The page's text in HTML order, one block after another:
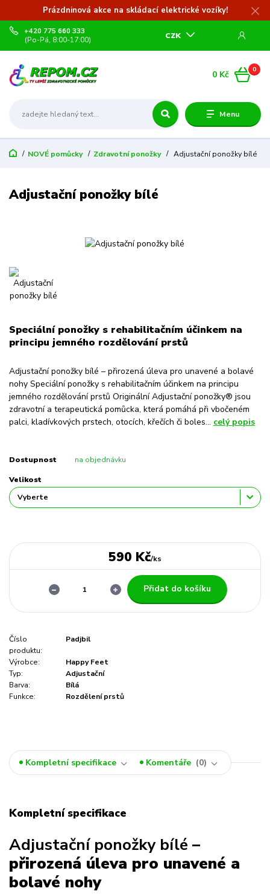
Prázdninová akce na skládací elektrické vozíky!
Menu
CZK
+420 775 660 333
(Po-Pá, 8:00-17:00)
0
0 Kč
NOVÉ pomůcky Zdravotní ponožky Adjustační ponožky bílé
Adjustační ponožky bílé
Speciální ponožky s rehabilitačním účinkem na
principu jemného rozdělování prstů
Adjustační ponožky bílé – přirozená úleva pro unavené a bolavé
nohy Speciální ponožky s rehabilitačním účinkem na principu
jemného rozdělování prstů Originální Adjustační ponožky® jsou
zdravotní a terapeutická pomůcka, která pomáhá při vbočeném
palci, kladívkových prstech, otocích, křečích či boles... celý popis
Dostupnost na objednávku
Velikost
590 Kč/ks
Přidat do košíku
Číslo
produktu:
Padjbil
Výrobce:
Happy Feet
Typ:
Adjustační
Barva:
Bílá
Funkce:
Rozdělení prstů
Kompletní specifikace Komentáře 0
Kompletní specifikace
Adjustační ponožky bílé –
přirozená úleva pro unavené a
bolavé nohy